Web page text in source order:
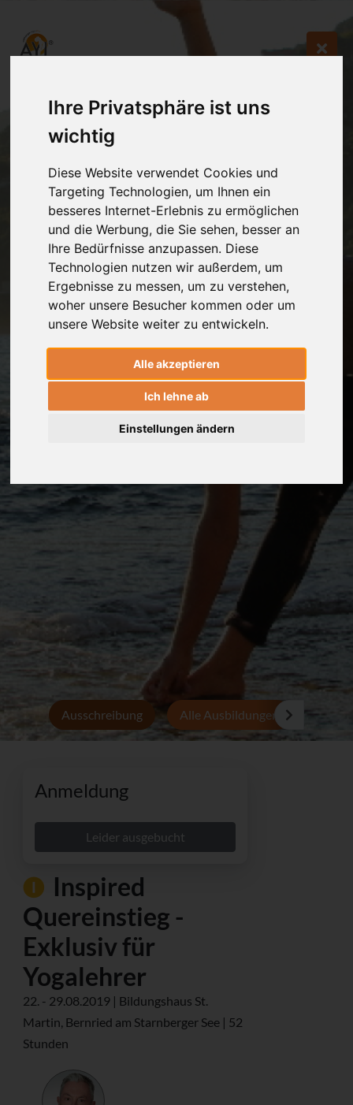
Ihre Privatsphäre ist uns
wichtig
Diese Website verwendet Cookies und
Targeting Technologien, um Ihnen ein
besseres Internet-Erlebnis zu ermöglichen
und die Werbung, die Sie sehen, besser an
Ihre Bedürfnisse anzupassen. Diese
Technologien nutzen wir außerdem, um
Ergebnisse zu messen, um zu verstehen,
woher unsere Besucher kommen oder um
unsere Website weiter zu entwickeln.
Alle akzeptieren
Ich lehne ab
Einstellungen ändern
Ausschreibung Alle Ausbildungen
Anmeldung
Leider ausgebucht
Inspired
Quereinstieg -
Exklusiv für
Yogalehrer
22. - 29.08.2019 | Bildungshaus St.
Martin, Bernried am Starnberger See | 52
Stunden